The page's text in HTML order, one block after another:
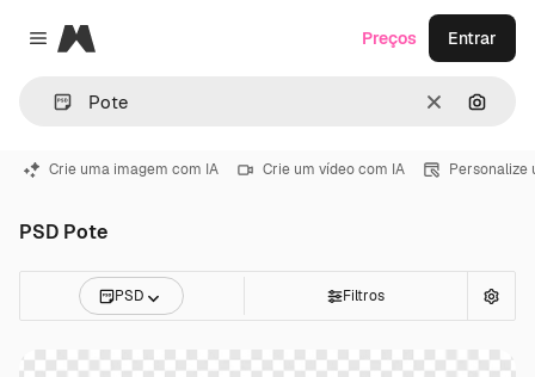
Close menu
Magnific
Limpar
Preços Entrar
Crie uma imagem com IA Crie um vídeo com IA Personalize
PSD Pote
PSD Filtros